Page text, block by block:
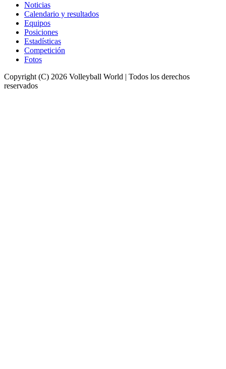
Noticias
Calendario y resultados
Equipos
Posiciones
Estadísticas
Competición
Fotos
Copyright (C) 2026 Volleyball World | Todos los derechos
reservados